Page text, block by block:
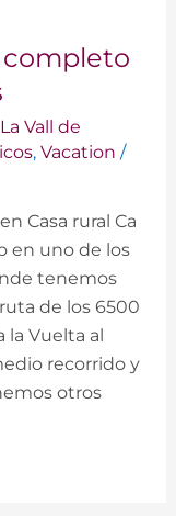
completo
La Vall de
, Vacation /
Casa rural Ca
en uno de los
tenemos
de los 6500
Vuelta al
recorrido y
otros